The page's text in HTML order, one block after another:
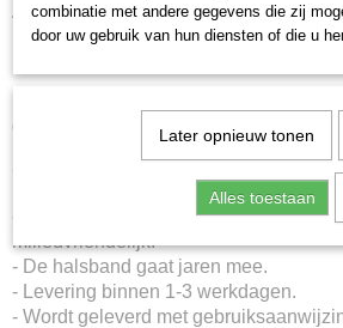
Anti-teken- en vlooienhalsband met
Kleur: zwart.
cordlock en zwarte eindstoppers.
Heeft u bepaalde wensen laat het ons
contactformulier tekenhalsbanden'.
- Halsband op natuurlijke basis, géén
milieuvriendelijk.
- De halsband gaat jaren mee.
- Levering binnen 1-3 werkdagen.
- Wordt geleverd met
combinatie met andere gegevens die zij
door uw gebruik van hun diensten of die u
Later opnieuw tonen
Alles toestaan